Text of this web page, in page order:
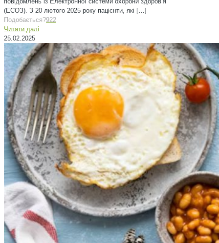
(ЕСОЗ). З 20 лютого 2025 року пацієнти, які […]
Подобається?922
Читати далі
25.02.2025